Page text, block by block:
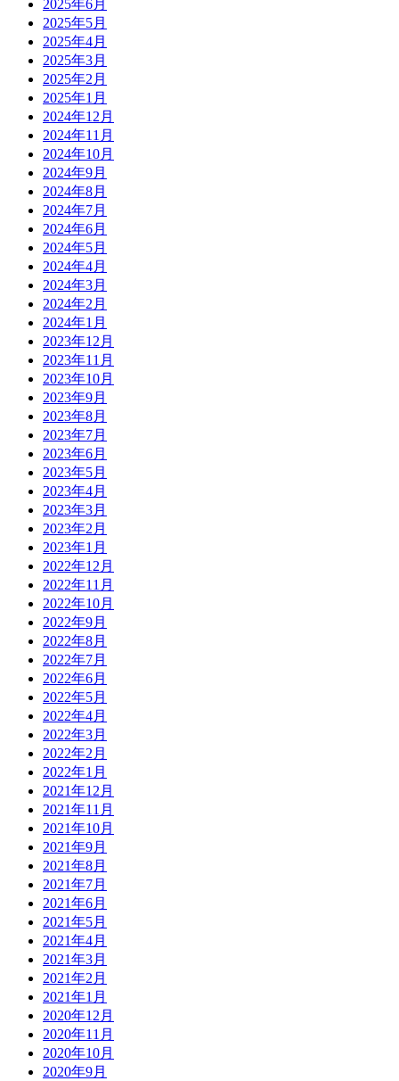
2025年6月
2025年5月
2025年4月
2025年3月
2025年2月
2025年1月
2024年12月
2024年11月
2024年10月
2024年9月
2024年8月
2024年7月
2024年6月
2024年5月
2024年4月
2024年3月
2024年2月
2024年1月
2023年12月
2023年11月
2023年10月
2023年9月
2023年8月
2023年7月
2023年6月
2023年5月
2023年4月
2023年3月
2023年2月
2023年1月
2022年12月
2022年11月
2022年10月
2022年9月
2022年8月
2022年7月
2022年6月
2022年5月
2022年4月
2022年3月
2022年2月
2022年1月
2021年12月
2021年11月
2021年10月
2021年9月
2021年8月
2021年7月
2021年6月
2021年5月
2021年4月
2021年3月
2021年2月
2021年1月
2020年12月
2020年11月
2020年10月
2020年9月